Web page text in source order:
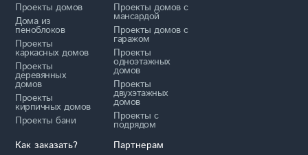
Проекты домов
Дома из
пеноблоков
Проекты
каркасных домов
Проекты
деревянных
домов
Проекты
кирпичных домов
Проекты бани
Проекты домов с
мансардой
Проекты домов с
гаражом
Проекты
одноэтажных
домов
Проекты
двухэтажных
домов
Проекты с
подрядом
Как заказать?
Партнерам